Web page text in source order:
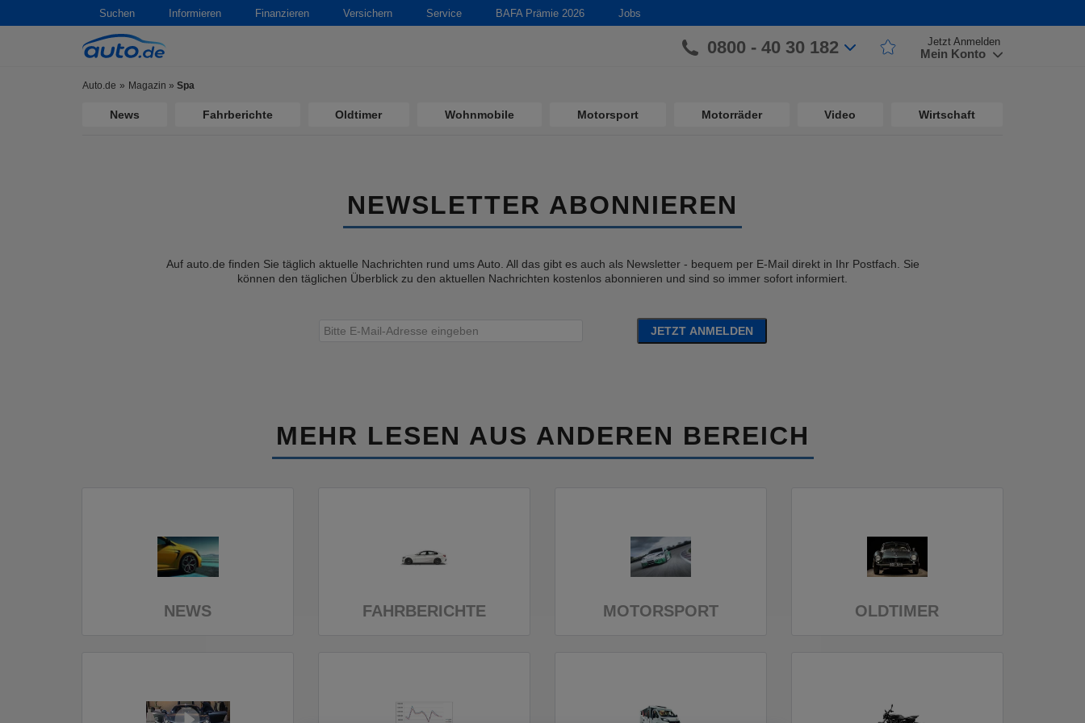
Suchen Informieren Finanzieren Versichern Service BAFA Prämie 2026 Jobs
0800 - 40 30 182 Jetzt Anmelden
Mein Konto
Auto.de Magazin » Spa
News Fahrberichte Oldtimer Wohnmobile Motorsport Motorräder Video Wirtschaft
NEWSLETTER ABONNIEREN
Auf auto.de finden Sie täglich aktuelle Nachrichten rund ums Auto. All das gibt es auch als Newsletter - bequem per E-Mail direkt in Ihr Postfach. Sie
können den täglichen Überblick zu den aktuellen Nachrichten kostenlos abonnieren und sind so immer sofort informiert.
JETZT ANMELDEN
MEHR LESEN AUS ANDEREN BEREICH
NEWS FAHRBERICHTE MOTORSPORT OLDTIMER